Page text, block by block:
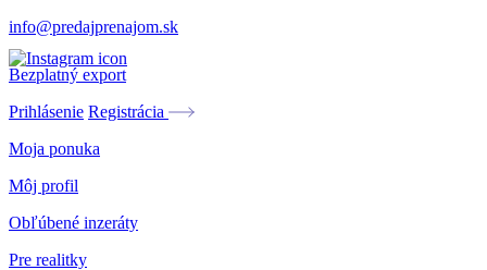
info@predajprenajom.sk
Bezplatný export
Prihlásenie Registrácia
Moja ponuka
Môj profil
Obľúbené inzeráty
Pre realitky